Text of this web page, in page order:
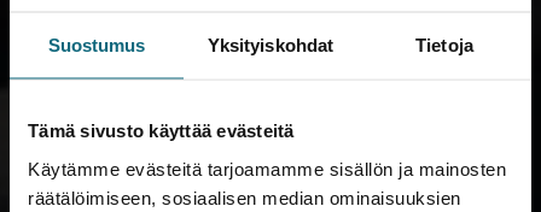
Suostumus Yksityiskohdat Tietoja
Tämä sivusto käyttää evästeitä
Käytämme evästeitä tarjoamamme sisällön ja mainosten
räätälöimiseen, sosiaalisen median ominaisuuksien